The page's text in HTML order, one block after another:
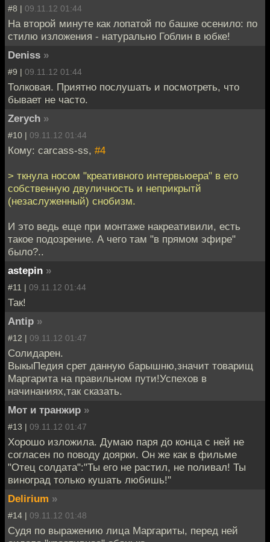
#8 | 09.11.12 01:44
На второй минуте как лопатой по башке осенило: по
стилю изложения - натурально Гоблин в юбке!
Deniss »
#9 | 09.11.12 01:44
Толковая. Приятно послушать и посмотреть, что
бывает не часто.
Zerych »
#10 | 09.11.12 01:44
Кому: carcass-ss, #4
> ткнула носом "креативного интервьюера" в его
собственную двуличность и неприкрытй
(незаслуженный) снобизм.
И это ведь еще при монтаже накреативили, есть
такое подозрение. А чего там "в прямом эфире"
было?..
astepin »
#11 | 09.11.12 01:44
Так!
Antip »
#12 | 09.11.12 01:47
Солидарен.
ВыкыПедия срет данную барышню,значит товарищ
Маргарита на правильном пути!Успехов в
начинаниях,так сказать.
Мот и транжир »
#13 | 09.11.12 01:47
Хорошо изложила. Думаю паря до конца с ней не
согласен по поводу доярки. Он же как в фильме
"Отец солдата":"Ты его не растил, не поливал! Ты
виноград только кушать любишь!"
Delirium »
#14 | 09.11.12 01:48
Судя по выражению лица Маргариты, перед ней